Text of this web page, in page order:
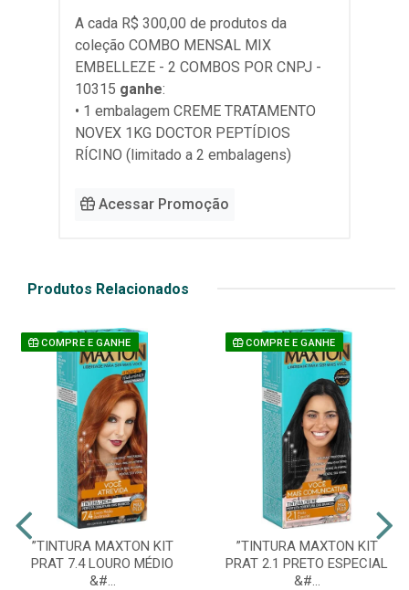
A cada R$ 300,00 de produtos da
coleção COMBO MENSAL MIX
EMBELLEZE - 2 COMBOS POR CNPJ -
10315 ganhe:
• 1 embalagem CREME TRATAMENTO
NOVEX 1KG DOCTOR PEPTÍDIOS
RÍCINO (limitado a 2 embalagens)
Acessar Promoção
Produtos Relacionados
COMPRE E GANHE
”TINTURA MAXTON KIT
PRAT 7.4 LOURO MÉDIO
&#...
COMPRE E GANHE
”TINTURA MAXTON KIT
PRAT 2.1 PRETO ESPECIAL
&#...